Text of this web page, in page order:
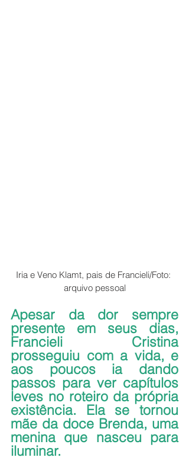
Iria e Veno Klamt, pais de Francieli/Foto:
arquivo pessoal
Apesar da dor sempre
presente em seus dias,
Francieli Cristina
prosseguiu com a vida, e
aos poucos ia dando
passos para ver capítulos
leves no roteiro da própria
existência. Ela se tornou
mãe da doce Brenda, uma
menina que nasceu para
iluminar.